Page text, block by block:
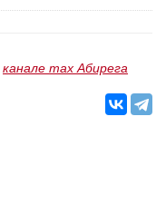
канале max Абирега